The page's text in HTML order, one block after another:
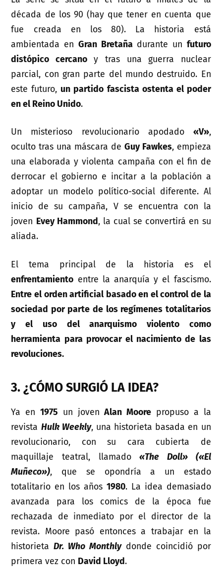
década de los 90 (hay que tener en cuenta que
fue creada en los 80). La historia está
ambientada en Gran Bretañadurante un futuro
distópico cercanoy tras una guerra nuclear
parcial, con gran parte del mundo destruido. En
este futuro, un partido fascista ostenta el poder
en el Reino Unido.
Un misterioso revolucionario apodado «V»,
oculto tras una máscara de Guy Fawkes, empieza
una elaborada y violenta campaña con el fin de
derrocar el gobierno e incitar a la población a
adoptar un modelo político-social diferente. Al
inicio de su campaña, V se encuentra con la
joven Evey Hammond, la cual se convertirá en su
aliada.
El tema principal de la historia es el
enfrentamiento entre la anarquía y el fascismo.
Entre el orden artificial basado en el control de la
sociedad por parte de los regímenes totalitarios
y el uso del anarquismo violento como
herramienta para provocar el nacimiento de las
revoluciones.
3. ¿CÓMO SURGIÓ LA IDEA?
Ya en 1975 un jovenAlan Moore propuso a la
revista Hulk Weekly, una historieta basada en un
revolucionario, con su cara cubierta de
maquillaje teatral, llamado«The Doll» («El
Muñeco»), que se opondría a un estado
totalitario en los años 1980. La idea demasiado
avanzada para los comics de la época fue
rechazada de inmediato por el director de la
revista. Moore pasó entonces a trabajar en la
historietaDr. Who Monthlydonde coincidió por
primera vez con David Lloyd.